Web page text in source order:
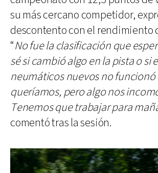
su más cercano competidor,
descontento con el rendimiento
“No fue la clasificación que
sé si cambió algo en la pista o si
neumáticos nuevos no
queríamos, pero algo nos
Tenemos que trabajar para
comentó tras la sesión.